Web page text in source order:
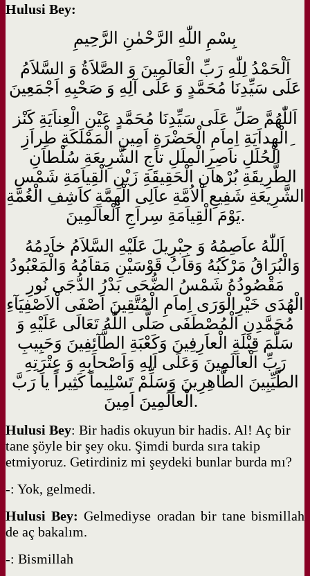
Hulusi Bey:
بِسْمِ اللّٰهِ الرَّحْمٰنِ الرَّحِيمِ
اَلْحَمْدُ لِلّٰهِ رَبِّ الْعَالَمِينَ وَ الصَّلاَةُ وَ السَّلاَمُ
عَلَى سَيِّدِنَا مُحَمَّدٍ وَ عَلَى آلِهِ وَ صَحْبِهِ اَجْمَعِينَ
اَللّٰهُمَّ صَلِّ عَلَى سَيِّدِنَا مُحَمَّدٍ عَيْنِ الْعِناَيَةِ كَنْز
ِالْهِداَيَةِ اِماَمِ الْحَضْرَةِ اَمِينِ الْمَمْلَكَةِ طِراَزِ
الْحُلَلِ ناَصِرِالْمِلَلِ تاَجِ الشَّرِيعَةِ سُلْطاَنِ
الطَّرِيقَةِ بُرْهاَنِ الْحَقِيقَةِ زَيْنِ الْقِياَمَةِ شَمْسِ
الشَّرِيعَةِ شَفِيعِ اْلاُمَّةِ عاَلِى الْهِمَّةِ كاَشِفِ الْغُمَّةِ
يَوْمَ الْقِياَمَةِ سِراَجِ الْعاَلَمِينَ.
اَللّٰهُ عاَصِمُهُ وَ جِبْرِيلَ عَلَيْهِ السَّلاَمُ خاَدِمُهُ
وَالْبُرَاقُ مَرْكَبُهُ وَقاَبُ قَوْسَيْنِ مَقاَمُهُ وَالْمَعْبُودُ
مَقْصُودُهُ شَمْسُ الضُّحَى بَدْرُ الدُّجَى نُورِ
الْهُدَى خَيْرِالْوَرَى اِماَمِ الْمُتَّقِينَ اَصْفَى اْلاَصْفِيَآءِ
مُحَمَّدِنِ الْمُصْطَفَى صَلَّى اللّٰهُ تَعَالَى عَلَيْهِ وَ
سَلَّمَ قِبْلَةِ الْعاَرِفِينَ وَكَعْبَةِ الطَّآئِفِينَ وَحَبِيبِ
رَبِّ الْعاَلَمِينَ وَعَلَى اَلِهِ وَاَصْحاَبِهِ وَ عِتْرَتِهِ
الطَّيِّبِينَ الطَّاهِرِينَ وَسَلِّمْ تَسْلِيماً كَثِيراً ياَ رَبَّ
الْعاَلَمِينَ اَمِينَ.
Hulusi Bey: Bir hadis okuyun bir hadis. Al! Aç bir
tane şöyle bir şey oku. Şimdi burda sıra takip
etmiyoruz. Getirdiniz mi şeydeki bunlar burda mı?
-: Yok, gelmedi.
Hulusi Bey:Gelmediyse oradan bir tane bismillah
de aç bakalım.
-: Bismillah